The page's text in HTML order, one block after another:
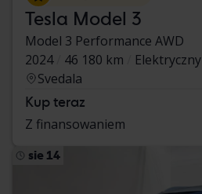
Tesla Model 3
Model 3 Performance AWD
2024
46 180 km
Elektryczny
Svedala
Kup teraz
Z finansowaniem
sie 14